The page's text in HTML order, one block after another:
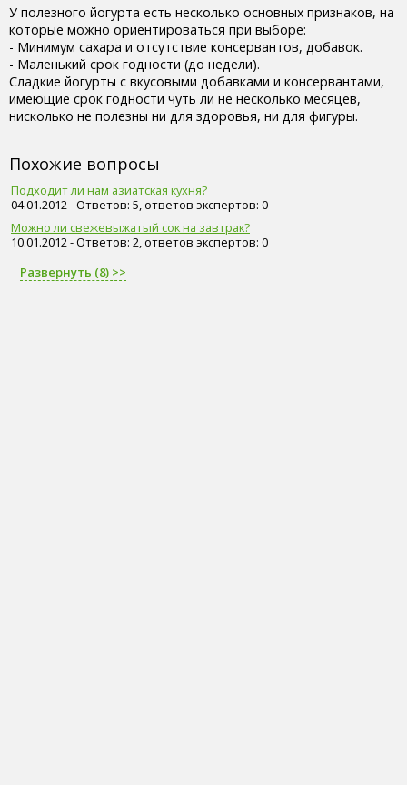
У полезного йогурта есть несколько основных признаков, на
которые можно ориентироваться при выборе:
- Минимум сахара и отсутствие консервантов, добавок.
- Маленький срок годности (до недели).
Сладкие йогурты с вкусовыми добавками и консервантами,
имеющие срок годности чуть ли не несколько месяцев,
нисколько не полезны ни для здоровья, ни для фигуры.
Похожие вопросы
Подходит ли нам азиатская кухня?
04.01.2012 - Ответов: 5, ответов экспертов: 0
Можно ли свежевыжатый сок на завтрак?
10.01.2012 - Ответов: 2, ответов экспертов: 0
Развернуть (8) >>